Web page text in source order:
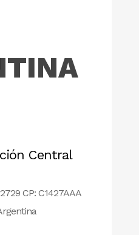
Central
CP: C1427AAA